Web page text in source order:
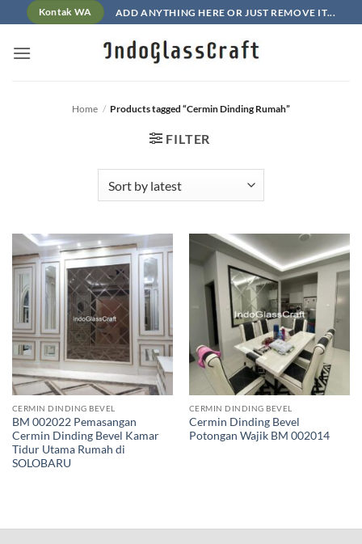
to
content
Kontak WA ADD ANYTHING HERE OR JUST REMOVE IT...
Home / Products tagged “Cermin Dinding Rumah”
FILTER
CERMIN DINDING BEVEL
BM 002022 Pemasangan
Cermin Dinding Bevel Kamar
Tidur Utama Rumah di
SOLOBARU
CERMIN DINDING BEVEL
Cermin Dinding Bevel
Potongan Wajik BM 002014